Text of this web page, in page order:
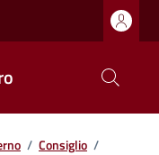
/ Consiglio /